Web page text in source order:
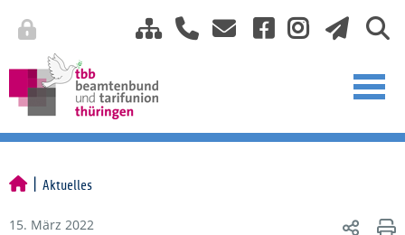
Aktuelles
15. März 2022